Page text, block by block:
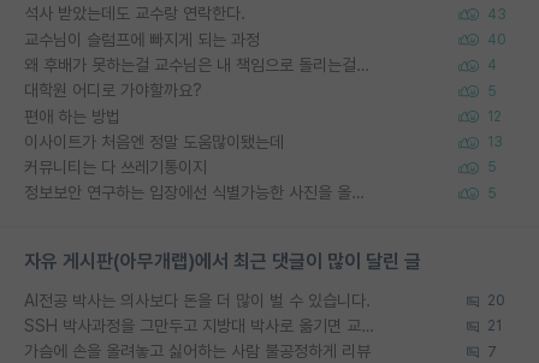
석사 받았는데도 교수랑 연락한다. 43
교수님이 슬럼프에 빠지게 되는 과정 40
왜 후배가 못하는걸 교수님은 내 책임으로 돌리는걸까요? 4
대학원 어디로 가야할까요? 5
편애 하는 방법 12
이사이트가 처음엔 정말 도움많이됐는데 13
커뮤니티는 다 쓰레기통이지 5
정보보안 연구하는 입장에선 식별가능한 사진을 올리는건 비추이긴함 5
자유 게시판(아무개랩)에서 최근 댓글이 많이 달린 글
AI전공 박사는 의사보다 돈을 더 많이 벌 수 있습니다. 20
SSH 박사과정을 그만두고 지방대 박사로 옮기면 교수의 꿈은 끝일까요? 21
가슴에 손을 올려놓고 싫어하는 사람 불공정하게 리뷰 7